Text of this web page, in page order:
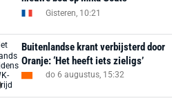
Gisteren, 10:21
Buitenlandse krant verbijsterd door
Oranje: ‘Het heeft iets zieligs’
do 6 augustus, 15:32